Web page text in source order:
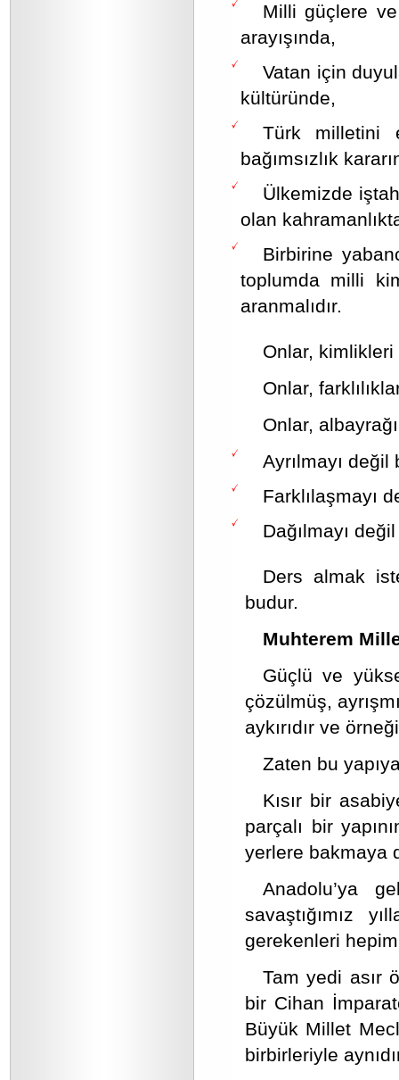
Milli güçlere ve
arayışında,
Vatan için
kültüründe,
Türk milletini
bağımsızlık
Ülkemizde
olan
Birbirine
toplumda milli
aranmalıdır.
Onlar, kimlikleri
Onlar,
Onlar,
Ayrılmayı değil
Farklılaşmayı
Dağılmayı
Ders almak
budur.
Muhterem
Güçlü ve
çözülmüş,
aykırıdır ve
Zaten bu
Kısır bir
parçalı bir
yerlere bakmaya
Anadolu’ya
savaştığımız
gerekenleri
Tam yedi asır
bir Cihan
Büyük Millet
birbirleriyle